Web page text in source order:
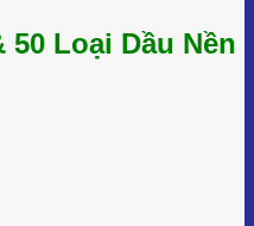
50 Loại Dầu Nền